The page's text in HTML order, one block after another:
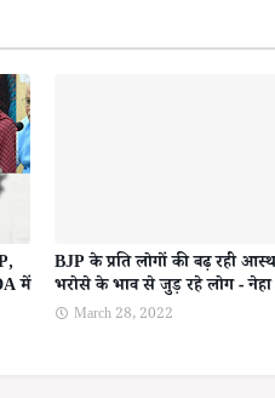
में
BJP के प्रति लोगों की बढ़ रही
भरोसे के भाव से जुड़ रहे लोग -
March 28, 2022